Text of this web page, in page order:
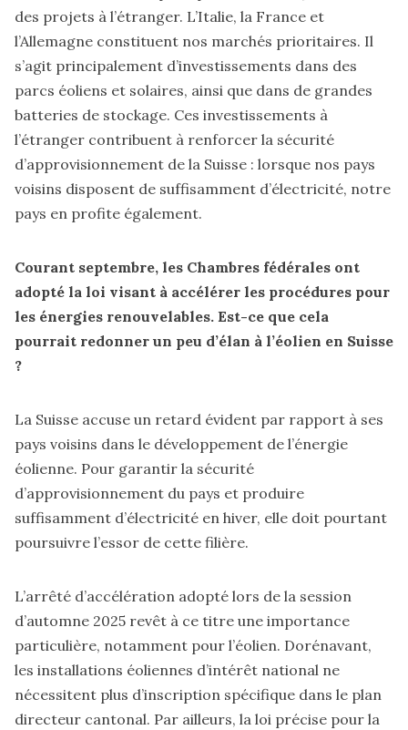
des projets à l’étranger. L’Italie, la France et
l’Allemagne constituent nos marchés prioritaires. Il
s’agit principalement d’investissements dans des
parcs éoliens et solaires, ainsi que dans de grandes
batteries de stockage. Ces investissements à
l’étranger contribuent à renforcer la sécurité
d’approvisionnement de la Suisse : lorsque nos pays
voisins disposent de suffisamment d’électricité, notre
pays en profite également.
Courant septembre, les Chambres fédérales ont
adopté la loi visant à accélérer les procédures pour
les énergies renouvelables. Est-ce que cela
pourrait redonner un peu d’élan à l’éolien en Suisse
?
La Suisse accuse un retard évident par rapport à ses
pays voisins dans le développement de l’énergie
éolienne. Pour garantir la sécurité
d’approvisionnement du pays et produire
suffisamment d’électricité en hiver, elle doit pourtant
poursuivre l’essor de cette filière.
L’arrêté d’accélération adopté lors de la session
d’automne 2025 revêt à ce titre une importance
particulière, notamment pour l’éolien. Dorénavant,
les installations éoliennes d’intérêt national ne
nécessitent plus d’inscription spécifique dans le plan
directeur cantonal. Par ailleurs, la loi précise pour la